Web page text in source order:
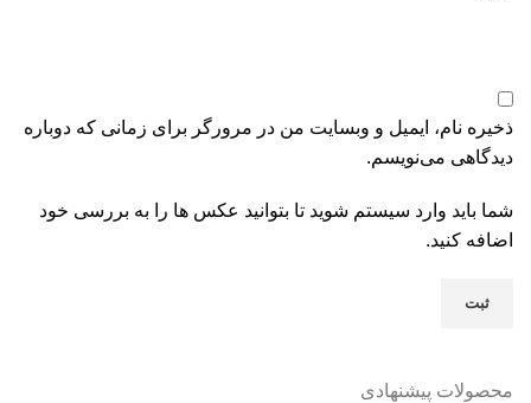
ذخیره نام، ایمیل و وبسایت من در مرورگر برای زمانی که دوباره
دیدگاهی می‌نویسم.
شما باید وارد سیستم شوید تا بتوانید عکس ها را به بررسی خود
اضافه کنید.
محصولات پیشنهادی